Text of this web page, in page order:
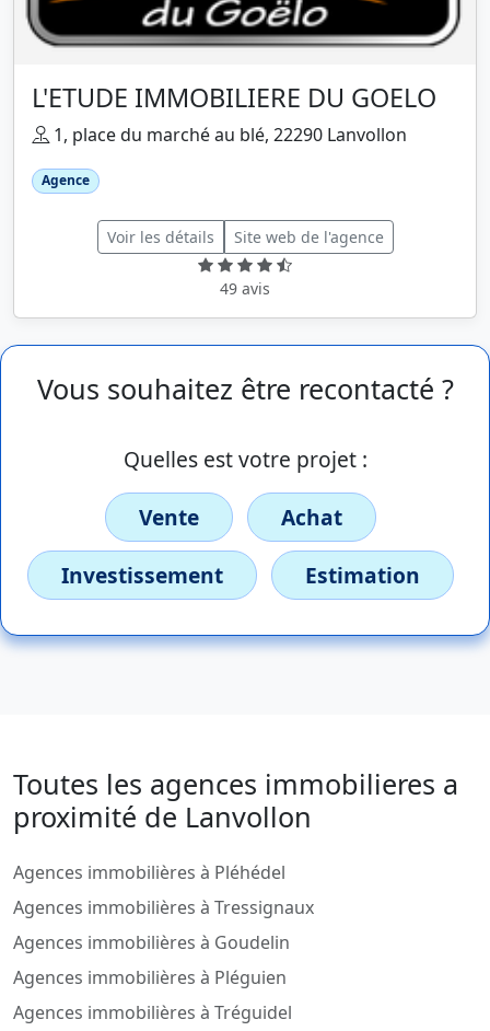
L'ETUDE IMMOBILIERE DU GOELO
1, place du marché au blé, 22290 Lanvollon
Agence
Voir les détails Site web de l'agence
49 avis
Vous souhaitez être recontacté ?
Quelles est votre projet :
Vente
Achat
Investissement
Estimation
Toutes les agences immobilieres a
proximité de Lanvollon
Agences immobilières à Pléhédel
Agences immobilières à Tressignaux
Agences immobilières à Goudelin
Agences immobilières à Pléguien
Agences immobilières à Tréguidel